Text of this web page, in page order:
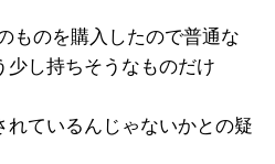
ものを購入したので普通な
少し持ちそうなものだけ
れているんじゃないかとの疑